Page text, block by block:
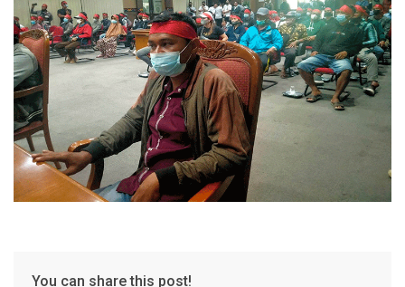
You can share this post!